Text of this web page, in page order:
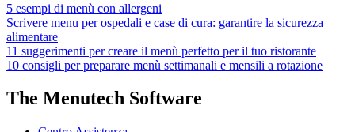
5 esempi di menù con allergeni
Scrivere menu per ospedali e case di cura: garantire la sicurezza
alimentare
11 suggerimenti per creare il menù perfetto per il tuo ristorante
10 consigli per preparare menù settimanali e mensili a rotazione
The Menutech Software